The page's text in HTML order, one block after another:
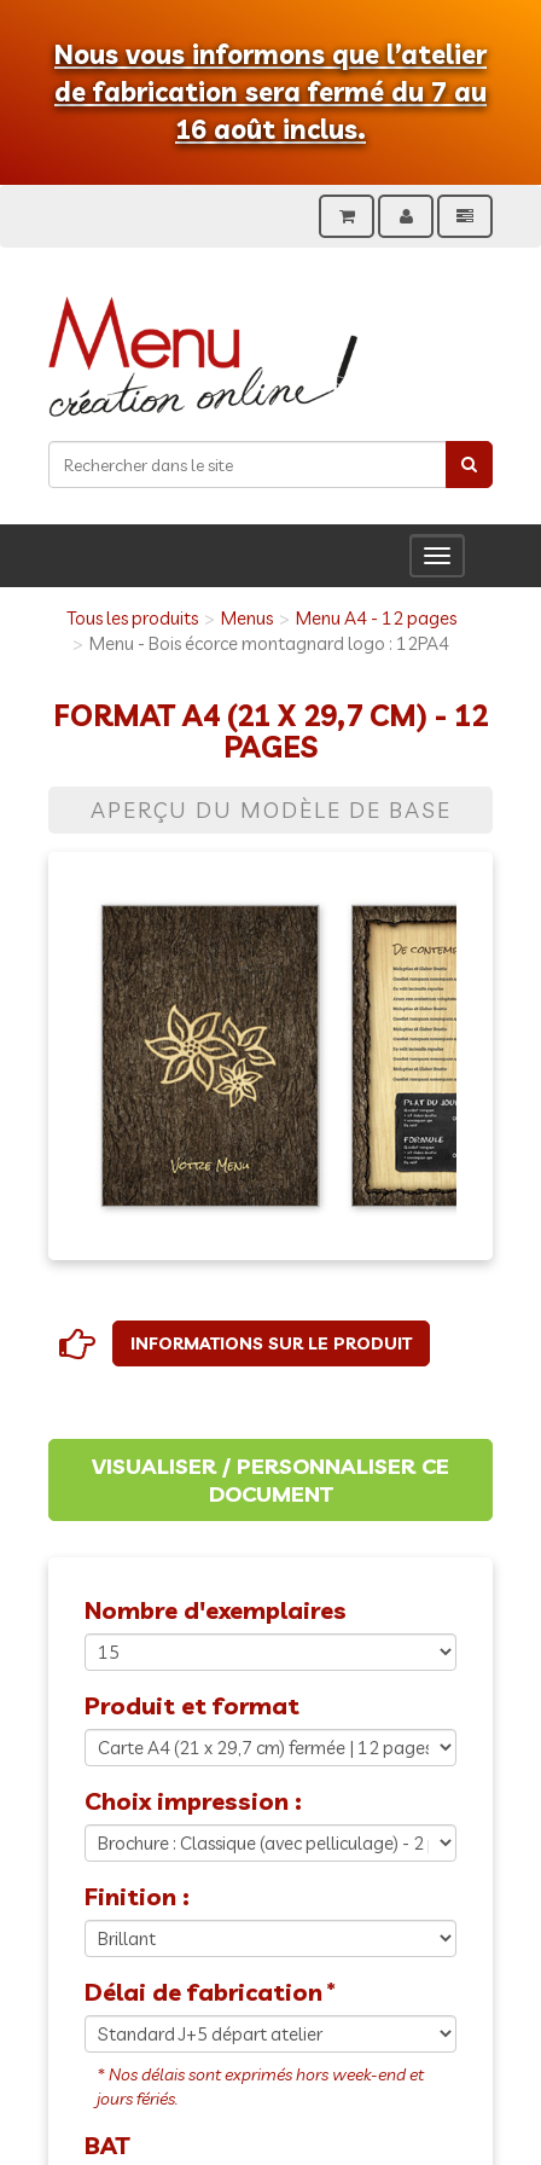
Nous vous informons que l’atelier
de fabrication sera fermé du 7 au
16 août inclus.
Toggle
navigation
Tous les produits
Menus
Menu A4 - 12 pages
Menu - Bois écorce montagnard logo : 12PA4
FORMAT A4 (21 X 29,7 CM) - 12
PAGES
APERÇU DU MODÈLE DE BASE
INFORMATIONS SUR LE PRODUIT
Nombre d'exemplaires
Produit et format
Choix impression :
Finition :
Délai de fabrication
BAT